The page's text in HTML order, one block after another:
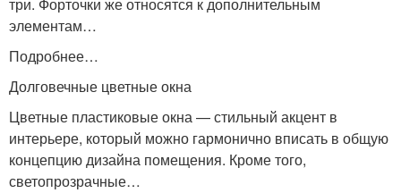
три. Форточки же относятся к дополнительным
элементам…
Подробнее…
Долговечные цветные окна
Цветные пластиковые окна — стильный акцент в
интерьере, который можно гармонично вписать в общую
концепцию дизайна помещения. Кроме того,
светопрозрачные…